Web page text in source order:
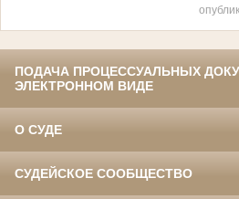
ПОДАЧА ПРОЦЕССУАЛЬНЫХ
ЭЛЕКТРОННОМ ВИДЕ
О СУДЕ
СУДЕЙСКОЕ СООБЩЕСТВО